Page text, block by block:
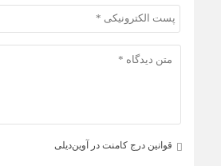
قوانین درج کامنت در آوین‌دیلی